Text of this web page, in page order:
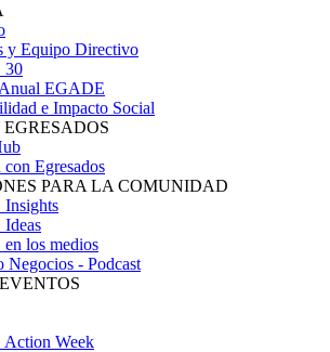
y Equipo Directivo
30
EGADE
e Impacto Social
Egresados
PARA LA COMUNIDAD
los medios
Negocios - Podcast
Week